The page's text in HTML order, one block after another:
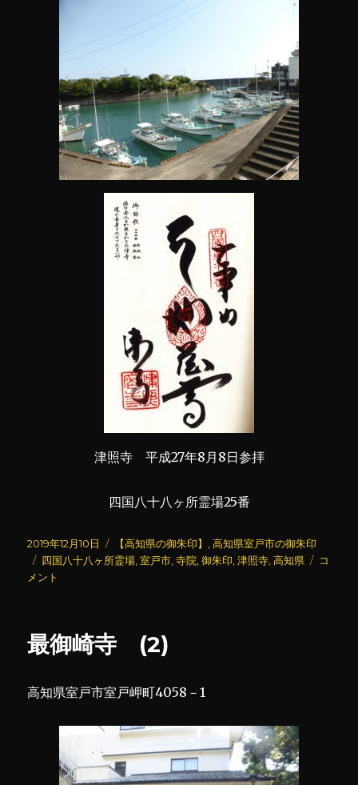
津照寺 平成27年8月8日参拝
四国八十八ヶ所霊場25番
投
稿
日:
2019年12月10日
カ
テ
【高知県の御朱印】 ,高知県室戸市の御朱印
タ
グ
四国八十八ヶ所霊場 ,室戸市 ,寺院 ,御朱印 ,津照寺 ,高知県
津
コ
メント
最御崎寺 (2)
高知県室戸市室戸岬町4058－1